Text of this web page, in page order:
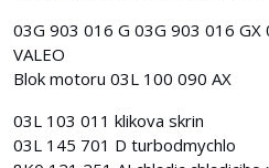
03G 903 016 G 03G 903 016
VALEO
Blok motoru 03L 100 090 AX
03L 103 011 klikova skrin
03L 145 701 D turbodmychlo